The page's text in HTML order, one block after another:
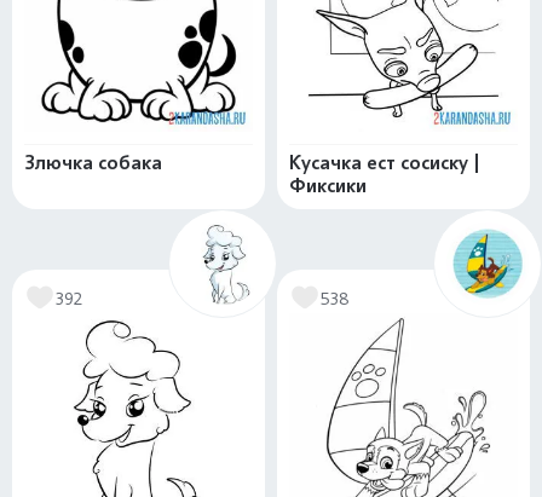
Злючка собака
Кусачка ест сосиску |
Фиксики
392 538